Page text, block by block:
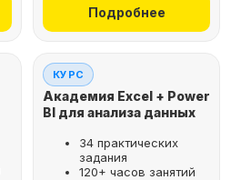
Подробнее
КУРС
Академия Excel + Power
BI для анализа данных
34 практических
задания
120+ часов занятий